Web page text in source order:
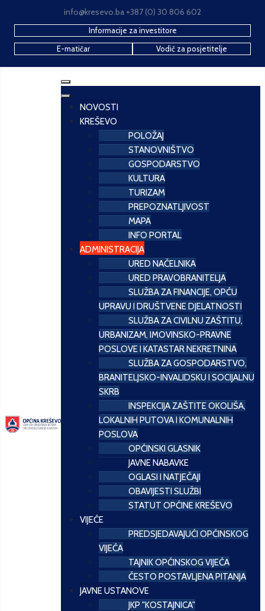
info@kresevo.ba +387 (0) 30 806 602
Informacije za investitore
E-matičar
Vodič za posjetitelje
NOVOSTI
KREŠEVO
POLOŽAJ
STANOVNIŠTVO
GOSPODARSTVO
KULTURA
TURIZAM
PREPOZNATLJIVOST
MAPA
INFO PORTAL
ADMINISTRACIJA
URED NAČELNIKA
URED PRAVOBRANITELJA
SLUŽBA ZA FINANCIJE, OPĆU
UPRAVU I DRUŠTVENE DJELATNOSTI
SLUŽBA ZA CIVILNU ZAŠTITU,
URBANIZAM, IMOVINSKO-PRAVNE
POSLOVE I KATASTAR NEKRETNINA
SLUŽBA ZA GOSPODARSTVO,
BRANITELJSKO-INVALIDSKU I SOCIJALNU
SKRB
INSPEKCIJA ZAŠTITE OKOLIŠA,
LOKALNIH PUTOVA I KOMUNALNIH
POSLOVA
OPĆINSKI GLASNIK
JAVNE NABAVKE
OGLASI I NATJEČAJI
OBAVIJESTI SLUŽBI
STATUT OPĆINE KREŠEVO
VIJEĆE
PREDSJEDAVAJUĆI OPĆINSKOG
VIJEĆA
TAJNIK OPĆINSKOG VIJEĆA
ČESTO POSTAVLJENA PITANJA
JAVNE USTANOVE
JKP "KOSTAJNICA"